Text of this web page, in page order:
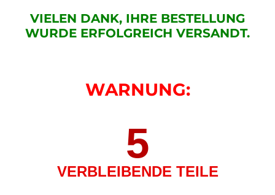
VIELEN DANK, IHRE BESTELLUNG
WURDE ERFOLGREICH VERSANDT.
WARNUNG:
VERBLEIBENDE TEILE
5